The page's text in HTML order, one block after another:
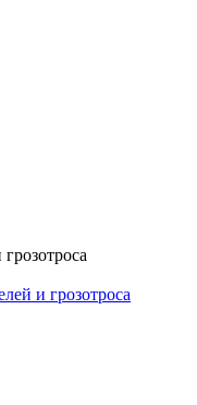
и грозотроса